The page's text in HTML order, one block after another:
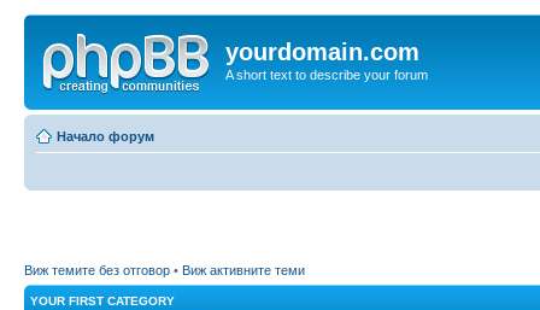
yourdomain.com
A short text to describe your forum
Начало форум
Виж темите без отговор • Виж активните теми
YOUR FIRST CATEGORY